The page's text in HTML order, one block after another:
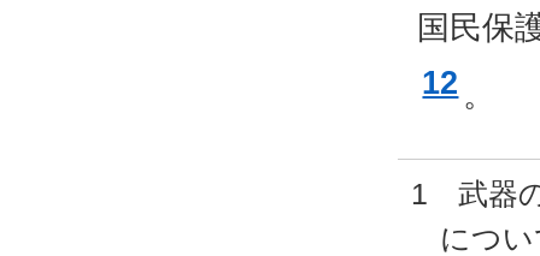
国民保
12 。
1 武器
につ